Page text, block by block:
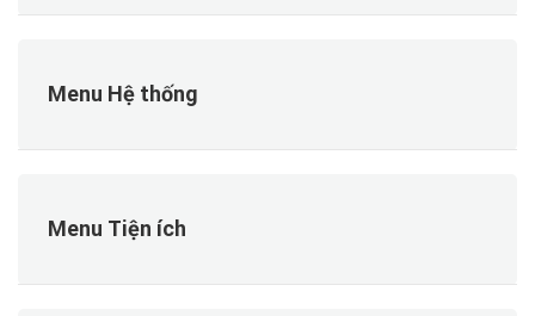
Menu Hệ thống
Menu Tiện ích